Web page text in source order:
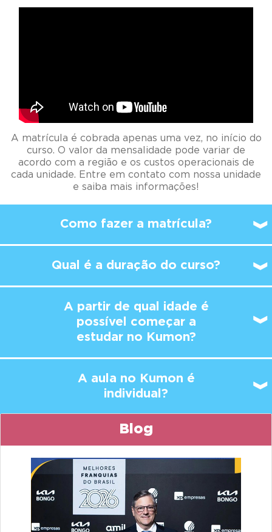
A matrícula é cobrada apenas uma vez, no início do
curso. O valor da mensalidade pode variar de
acordo com a região e os custos operacionais de
cada unidade. Entre em contato com nossa unidade
e saiba mais informações!
Como fazer a matrícula?
Qual é a duração do curso?
A partir de qual idade é
possível começar a
estudar no Kumon?
A aula no Kumon é
individual?
Blog